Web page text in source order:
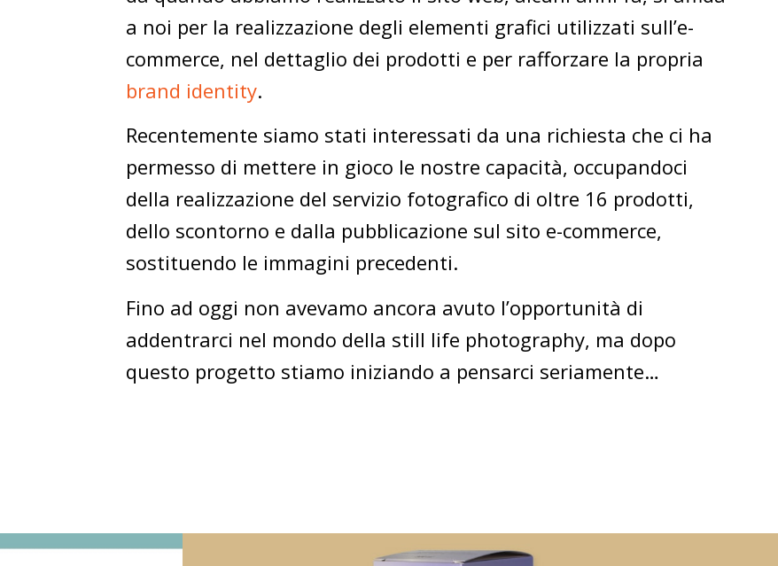
a noi per la realizzazione degli elementi grafici utilizzati sull’e-
commerce, nel dettaglio dei prodotti e per rafforzare la propria
brand identity.
Recentemente siamo stati interessati da una richiesta che ci ha
permesso di mettere in gioco le nostre capacità, occupandoci
della realizzazione del servizio fotografico di oltre 16 prodotti,
dello scontorno e dalla pubblicazione sul sito e-commerce,
sostituendo le immagini precedenti.
Fino ad oggi non avevamo ancora avuto l’opportunità di
addentrarci nel mondo della still life photography, ma dopo
questo progetto stiamo iniziando a pensarci seriamente…